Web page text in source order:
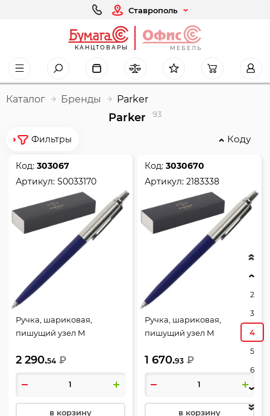
Ставрополь
КАНЦТОВАРЫ МЕБЕЛЬ
Каталог Бренды Parker
Parker 93
Фильтры Коду
Код:303067
Артикул:S0033170
Ручка, шариковая,
пишущий узел M
чернил синий, Originals
Navy Blue Chrome CT,
Jotter, Parker, S0033170
2 290.54 ₽
в корзину
Код:3030670
Артикул:2183338
Ручка, шариковая,
пишущий узел M
круглый, цвет чернил
синий, Recycled Navy CT,
Jotter Originals, Parker,
1 670.93 ₽
в корзину
2
3
4
5
6